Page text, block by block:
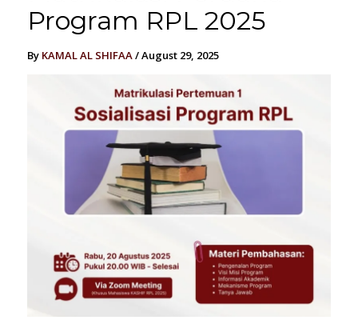
Program RPL 2025
By KAMAL AL SHIFAA/August 29, 2025